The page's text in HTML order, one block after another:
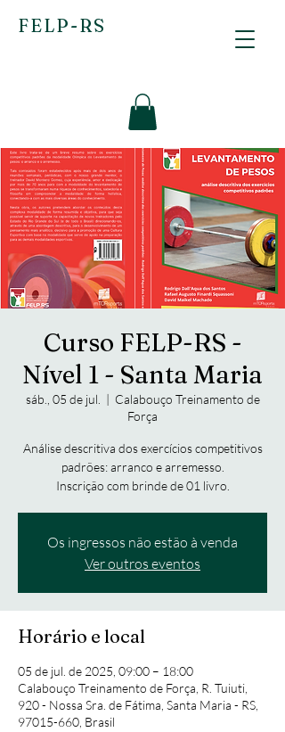
FELP-RS
Curso FELP-RS -
Nível 1 - Santa Maria
sáb., 05 de jul.
  |
Calabouço Treinamento de
Força
Análise descritiva dos exercícios competitivos
padrões: arranco e arremesso.
Inscrição com brinde de 01 livro.
Os ingressos não estão à venda
Ver outros eventos
Horário e local
05 de jul. de 2025, 09:00 – 18:00
Calabouço Treinamento de Força, R. Tuiuti,
920 - Nossa Sra. de Fátima, Santa Maria - RS,
97015-660, Brasil